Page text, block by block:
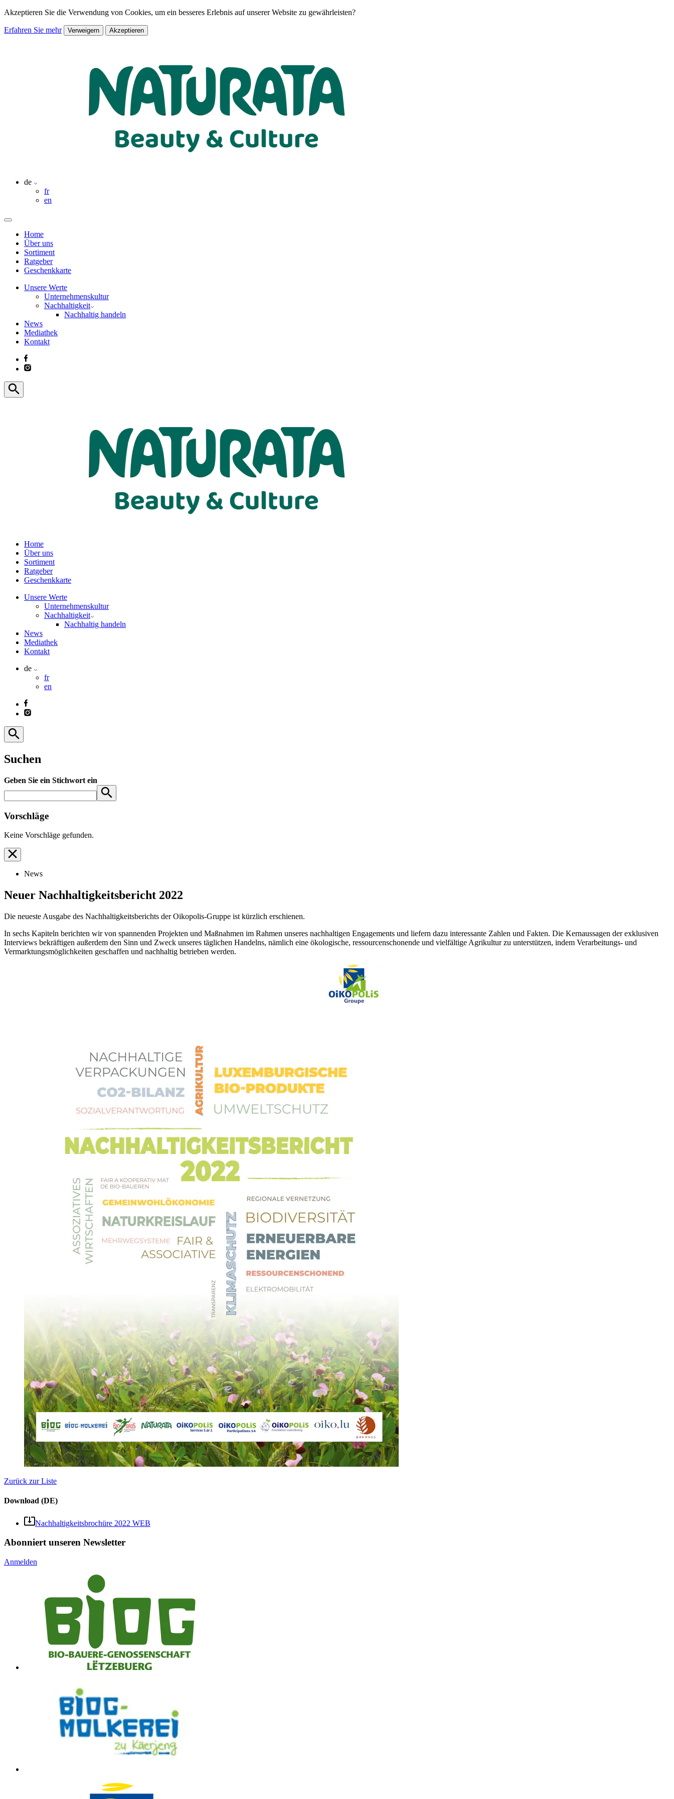
Akzeptieren Sie die Verwendung von Cookies, um ein besseres Erlebnis auf unserer Website zu gewährleisten?
Erfahren Sie mehr Verweigern Akzeptieren
de
fr
en
Home
Über uns
Sortiment
Ratgeber
Geschenkkarte
Unsere Werte
Unternehmenskultur
Nachhaltigkeit
Nachhaltig handeln
News
Mediathek
Kontakt
Home
Über uns
Sortiment
Ratgeber
Geschenkkarte
Unsere Werte
Unternehmenskultur
Nachhaltigkeit
Nachhaltig handeln
News
Mediathek
Kontakt
de
fr
en
Suchen
Geben Sie ein Stichwort ein
Vorschläge
Keine Vorschläge gefunden.
News
Neuer Nachhaltigkeitsbericht 2022
Die neueste Ausgabe des Nachhaltigkeitsberichts der Oikopolis-Gruppe ist kürzlich erschienen.
In sechs Kapiteln berichten wir von spannenden Projekten und Maßnahmen im Rahmen unseres nachhaltigen Engagements und liefern dazu interessante Zahlen und Fakten. Die Kernaussagen der exklusiven
Interviews bekräftigen außerdem den Sinn und Zweck unseres täglichen Handelns, nämlich eine ökologische, ressourcenschonende und vielfältige Agrikultur zu unterstützen, indem Verarbeitungs- und
Vermarktungsmöglichkeiten geschaffen und nachhaltig betrieben werden.
Zurück zur Liste
Download (DE)
Nachhaltigkeitsbrochüre 2022 WEB
Abonniert unseren Newsletter
Anmelden